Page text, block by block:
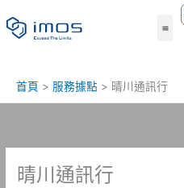
至
首頁 服務據點 晴川通訊行
晴川通訊行